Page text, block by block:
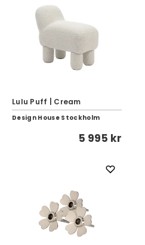
Lulu Puff | Cream
Design House Stockholm
5 995 kr